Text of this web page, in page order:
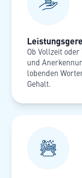
Ob Vollzeit
und
lobenden
Gehalt.